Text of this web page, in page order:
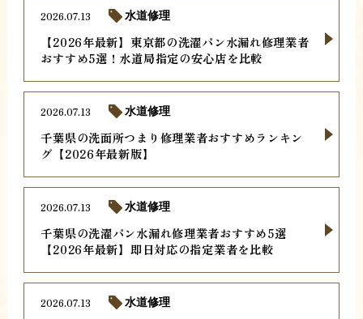
【2026年最新】東京都の洗濯パン水漏れ修理業者
おすすめ5選！水道局指定の安心店を比較
2026.07.13 水道修理
千葉県の洗面所つまり修理業者おすすめランキン
グ【2026年最新版】
2026.07.13 水道修理
千葉県の洗濯パン水漏れ修理業者おすすめ5選
【2026年最新】即日対応の指定業者を比較
2026.07.13 水道修理
2026.07.13 水道修理